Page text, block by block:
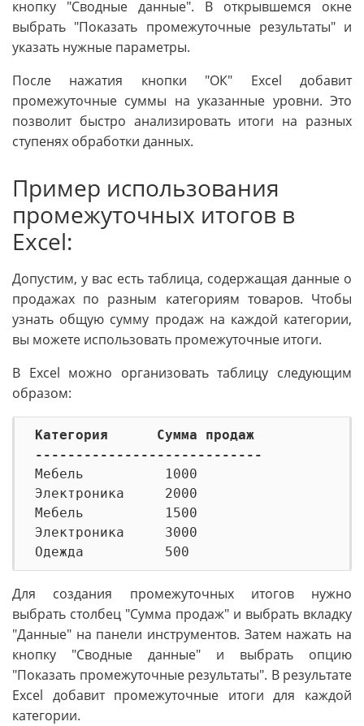
кнопку "Сводные данные". В открывшемся окне
выбрать "Показать промежуточные результаты" и
указать нужные параметры.
После нажатия кнопки "ОК" Excel добавит
промежуточные суммы на указанные уровни. Это
позволит быстро анализировать итоги на разных
ступенях обработки данных.
Пример использования
промежуточных итогов в
Excel:
Допустим, у вас есть таблица, содержащая данные о
продажах по разным категориям товаров. Чтобы
узнать общую сумму продаж на каждой категории,
вы можете использовать промежуточные итоги.
В Excel можно организовать таблицу следующим
образом:
Категория      Сумма продаж
----------------------------
Мебель          1000
Электроника     2000
Мебель          1500
Электроника     3000
Для создания промежуточных итогов нужно
выбрать столбец "Сумма продаж" и выбрать вкладку
"Данные" на панели инструментов. Затем нажать на
кнопку "Сводные данные" и выбрать опцию
"Показать промежуточные результаты". В результате
Excel добавит промежуточные итоги для каждой
категории.